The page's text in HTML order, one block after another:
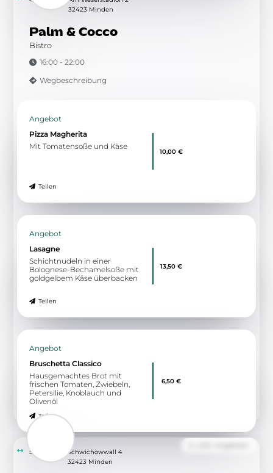
deine Vorlieben ein und erhalte
Bistro
16:00 - 22:00
4.89 km
Am Weserstadion 2
Pizza Magherita
Teilen
Angebot
Lasagne
Schichtnudeln in einer
Bolognese-Bechamelsoße mit
goldgelbem Käse überbacken
Teilen
Bruschetta Classico
Hausgemachtes Brot mit